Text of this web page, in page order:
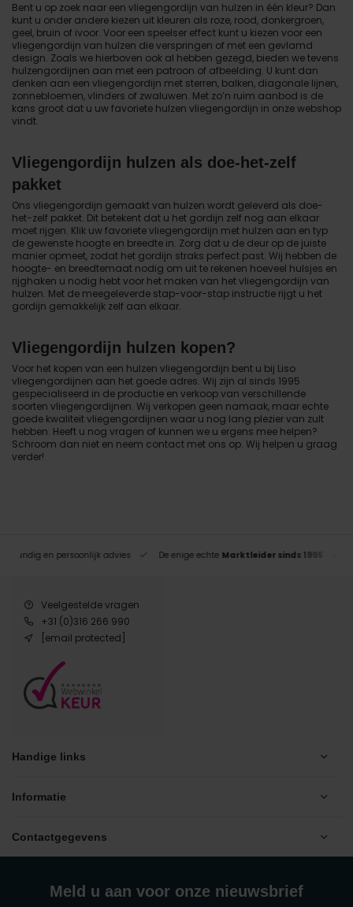
Bent u op zoek naar een vliegengordijn van hulzen in één kleur? Dan
kunt u onder andere kiezen uit kleuren als roze, rood, donkergroen,
geel, bruin of ivoor. Voor een speelser effect kunt u kiezen voor een
vliegengordijn van hulzen die verspringen of met een gevlamd
design. Zoals we hierboven ook al hebben gezegd, bieden we tevens
hulzengordijnen aan met een patroon of afbeelding. U kunt dan
denken aan een vliegengordijn met sterren, balken, diagonale lijnen,
zonnebloemen, vlinders of zwaluwen. Met zo’n ruim aanbod is de
kans groot dat u uw favoriete hulzen vliegengordijn in onze webshop
vindt.
Vliegengordijn hulzen als doe-het-zelf
pakket
Ons vliegengordijn gemaakt van hulzen wordt geleverd als doe-
het-zelf pakket. Dit betekent dat u het gordijn zelf nog aan elkaar
moet rijgen. Klik uw favoriete vliegengordijn met hulzen aan en typ
de gewenste hoogte en breedte in. Zorg dat u de deur op de juiste
manier opmeet, zodat het gordijn straks perfect past. Wij hebben de
hoogte- en breedtemaat nodig om uit te rekenen hoeveel hulsjes en
rijghaken u nodig hebt voor het maken van het vliegengordijn van
hulzen. Met de meegeleverde stap-voor-stap instructie rijgt u het
gordijn gemakkelijk zelf aan elkaar.
Vliegengordijn hulzen kopen?
Voor het kopen van een hulzen vliegengordijn bent u bij Liso
vliegengordijnen aan het goede adres. Wij zijn al sinds 1995
gespecialiseerd in de productie en verkoop van verschillende
soorten vliegengordijnen. Wij verkopen geen namaak, maar echte
goede kwaliteit vliegengordijnen waar u nog lang plezier van zult
hebben. Heeft u nog vragen of kunnen we u ergens mee helpen?
Schroom dan niet en neem contact met ons op. Wij helpen u graag
verder!
en persoonlijk advies De enige echte Marktleider sinds 1995
Veelgestelde vragen
+31 (0)316 266 990
[email protected]
Handige links
Informatie
Contactgegevens
Meld u aan voor onze nieuwsbrief